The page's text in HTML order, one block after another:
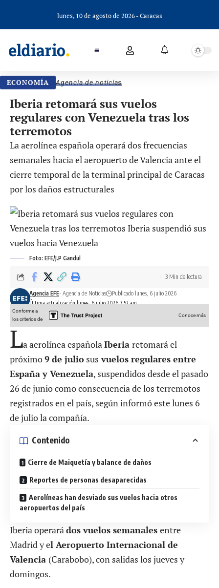
lunes, 10 de agosto de 2026 - Caracas
ECONOMÍA Agencia de noticias
Iberia retomará sus vuelos
regulares con Venezuela tras los
terremotos
La aerolínea española operará dos frecuencias
semanales hacia el aeropuerto de Valencia ante el
cierre temporal de la terminal principal de Caracas
por los daños estructurales
Foto: EFE/J.P Gandul
Última actualización lunes, 6 julio 2026 7:52 am
Agencia EFE- Agencia de Noticias Publicado lunes, 6 julio 2026
3 Min de lectura
Conforme a
los criterios de
Conoce más
La aerolínea española Iberia retomará el
próximo9 de julio sus vuelos regulares entre
España y Venezuela, suspendidos desde el pasado
26 de junio como consecuencia de los terremotos
registrados en el país, según informó este lunes 6
de julio la compañía.
Contenido
Cierre de Maiquetía y balance de daños
Reportes de personas desaparecidas
Aerolíneas han desviado sus vuelos hacia otros
aeropuertos del país
Iberia operará dos vuelos semanales entre
Madrid y el Aeropuerto Internacional de
Valencia (Carabobo), con salidas los jueves y
domingos.